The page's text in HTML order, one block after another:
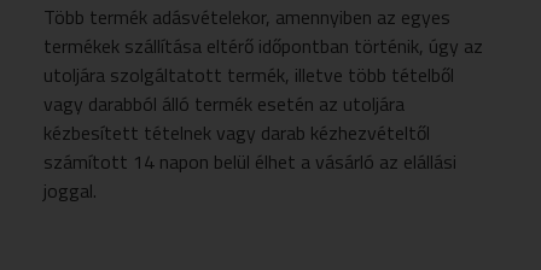
Több termék adásvételekor, amennyiben az egyes
termékek szállítása eltérő időpontban történik, úgy az
utoljára szolgáltatott termék, illetve több tételből
vagy darabból álló termék esetén az utoljára
kézbesített tételnek vagy darab kézhezvételtől
számított 14 napon belül élhet a vásárló az elállási
joggal.